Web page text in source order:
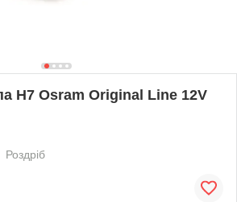
H7 Osram Original Line 12V
Роздріб